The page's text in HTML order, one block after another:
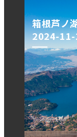
箱根芦ノ
2024-